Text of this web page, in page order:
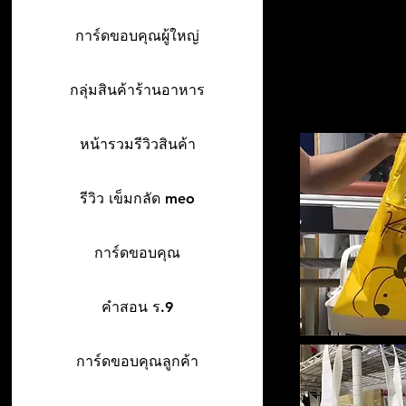
การ์ดขอบคุณผู้ใหญ่
กลุ่มสินค้าร้านอาหาร
หน้ารวมรีวิวสินค้า
รีวิว เข็มกลัด meo
การ์ดขอบคุณ
คำสอน ร.9
การ์ดขอบคุณลูกค้า